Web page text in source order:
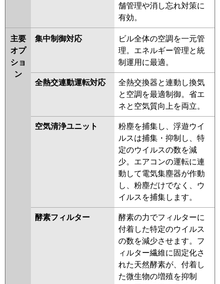
舗管理や消し忘れ対策に
有効。
主要
オプ
ショ
ン
集中制御対応
ビル全体の空調を一元管
理。エネルギー管理と統
制運用に最適。
全熱交連動運転対応
全熱交換器と連動し換気
と空調を最適制御。省エ
ネと空気質向上を両立。
空気清浄ユニット
粉塵を捕集し、浮遊ウイ
ルスは捕集・抑制し、特
定のウイルスの数を減
少。エアコンの運転に連
動して電気集塵器が作動
し、粉塵だけでなく、ウ
イルスを捕集します。
酵素フィルター
酵素の力でフィルターに
付着した特定のウイルス
の数を減少させます。フ
ィルター繊維に固定化さ
れた天然酵素が、付着し
た微生物の増殖を抑制